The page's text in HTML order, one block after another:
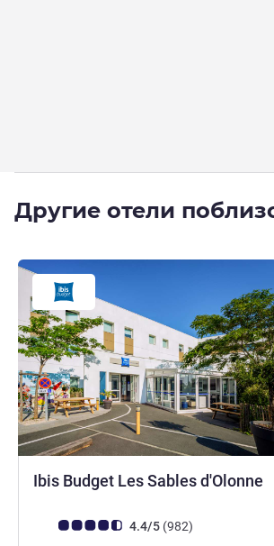
Другие отели
Ibis Budget Les Sables d'Olonne
Примечание: отзывы клиентов (Рейтинг
4.4/5 (982Отзывов
)